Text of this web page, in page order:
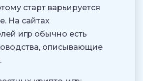
старт варьируется
На сайтах
игр обычно есть
описывающие